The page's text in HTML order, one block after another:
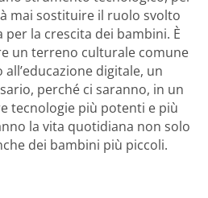
mai sostituire il ruolo svolto
per la crescita dei bambini. È
un terreno culturale comune
digitale, un
perché ci saranno, in un
tecnologie più potenti e più
la vita quotidiana non solo
dei bambini più piccoli.